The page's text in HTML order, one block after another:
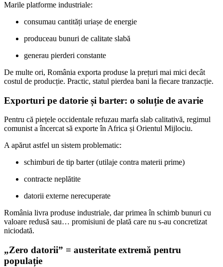
Marile platforme industriale:
consumau cantități uriașe de energie
produceau bunuri de calitate slabă
generau pierderi constante
De multe ori, România exporta produse la prețuri mai mici decât
costul de producție. Practic, statul pierdea bani la fiecare tranzacție.
Exporturi pe datorie și barter: o soluție de avarie
Pentru că piețele occidentale refuzau marfa slab calitativă, regimul
comunist a încercat să exporte în Africa și Orientul Mijlociu.
A apărut astfel un sistem problematic:
schimburi de tip barter (utilaje contra materii prime)
contracte neplătite
datorii externe nerecuperate
România livra produse industriale, dar primea în schimb bunuri cu
valoare redusă sau… promisiuni de plată care nu s-au concretizat
niciodată.
„Zero datorii” = austeritate extremă pentru
populație